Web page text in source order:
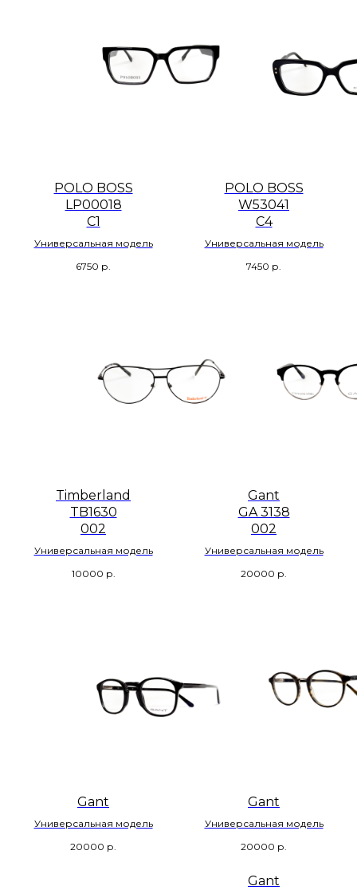
POLO BOSS
LP00018
C1
Универсальная модель
6750 р.
POLO BOSS
W53041
C4
Универсальная модель
7450 р.
Timberland
TB1630
002
Универсальная модель
10000 р.
Gant
GA 3138
002
Универсальная модель
20000 р.
Gant
Универсальная модель
20000 р.
Gant
Универсальная модель
20000 р.
Gant